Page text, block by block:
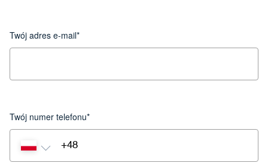
Twój adres e-mail*
Twój numer telefonu*